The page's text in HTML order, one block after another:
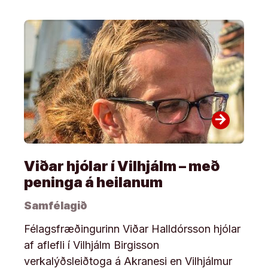
arrow_forward
Viðar hjólar í Vilhjálm – með
peninga á heilanum
Samfélagið
Félagsfræðingurinn Viðar Halldórsson hjólar
af aflefli í Vilhjálm Birgisson
verkalýðsleiðtoga á Akranesi en Vilhjálmur